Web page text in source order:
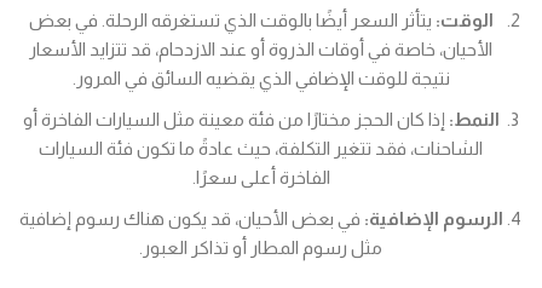
الوقت: يتأثر السعر أيضًا بالوقت الذي تستغرقه الرحلة. في بعض
الأحيان، خاصة في أوقات الذروة أو عند الازدحام، قد تتزايد الأسعار
نتيجة للوقت الإضافي الذي يقضيه السائق في المرور.
النمط: إذا كان الحجز مختارًا من فئة معينة مثل السيارات الفاخرة أو
الشاحنات، فقد تتغير التكلفة، حيث عادةً ما تكون فئة السيارات
الفاخرة أعلى سعرًا.
الرسوم الإضافية: في بعض الأحيان، قد يكون هناك رسوم إضافية
مثل رسوم المطار أو تذاكر العبور.